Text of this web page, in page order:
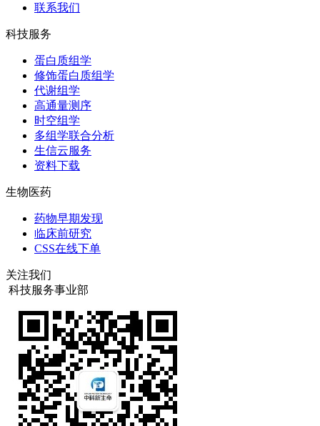
联系我们
科技服务
蛋白质组学
修饰蛋白质组学
代谢组学
高通量测序
时空组学
多组学联合分析
生信云服务
资料下载
生物医药
药物早期发现
临床前研究
CSS在线下单
关注我们
科技服务事业部